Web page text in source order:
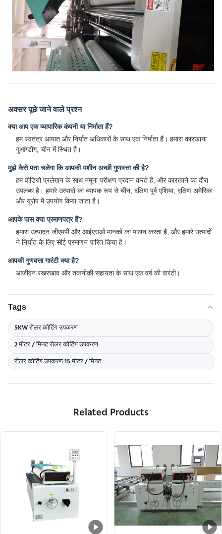
अक्सर पूछे जाने वाले प्रश्न
क्या आप एक व्यापारिक कंपनी या निर्माता हैं?
हम स्वतंत्र आयात और निर्यात अधिकारों के साथ एक निर्माता हैं। हमारा कारखाना
गुआंग्डोंग, चीन में स्थित है।
मुझे कैसे पता चलेगा कि आपकी मशीन अच्छी गुणवत्ता की है?
हम वीडियो प्रलेखन के साथ नमूना परीक्षण प्रदान करते हैं, और कारखाने का दौरा
उपलब्ध है। हमारे उत्पादों का व्यापक रूप से चीन, दक्षिण पूर्व एशिया, दक्षिण अमेरिका
और यूरोप में उपयोग किया जाता है।
आपके पास क्या प्रमाणपत्र हैं?
हमारा उत्पादन जीएमपी और आईएसओ मानकों का पालन करता है, और हमारे उत्पादों
ने निर्यात के लिए सीई प्रमाणन पारित किया है।
आपकी गुणवत्ता गारंटी क्या है?
आजीवन रखरखाव और तकनीकी सहायता के साथ एक वर्ष की वारंटी।
Tags
5KW रोलर कोटिंग उपकरण
2 मीटर / मिनट रोलर कोटिंग उपकरण
रोलर कोटिंग उपकरण 15 मीटर / मिनट
Related Products